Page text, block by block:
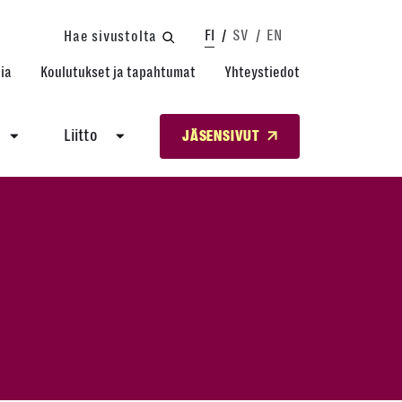
Hae sivustolta FI SV EN
Koulutukset ja tapahtumat Yhteystiedot
Liitto JÄSENSIVUT